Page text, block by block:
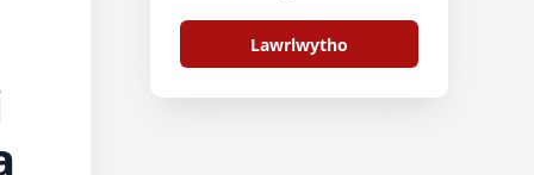
Campbell with
council leaders
Lawrlwytho